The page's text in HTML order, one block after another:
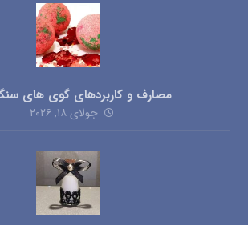
مصارف و کاربردهای گوی های
جولای ۱۸, ۲۰۲۶